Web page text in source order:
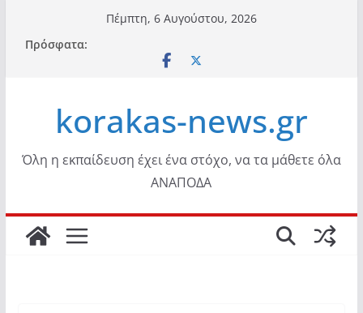
περιεχόμενο
Πέμπτη, 6 Αυγούστου, 2026
Πρόσφατα:
korakas-news.gr
Όλη η εκπαίδευση έχει ένα στόχο, να τα μάθετε όλα
ΑΝΑΠΟΔΑ